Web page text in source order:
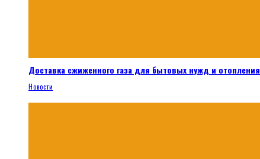
Доставка сжиженного газа для бытовых нужд и отопления
Новости